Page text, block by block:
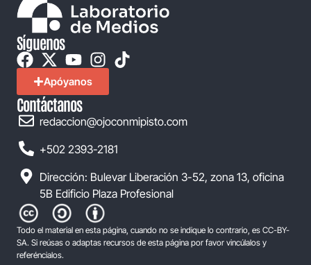
Síguenos
Apóyanos
Contáctanos
redaccion@ojoconmipisto.com
+502 2393-2181
Dirección: Bulevar Liberación 3-52, zona 13, oficina
5B Edificio Plaza Profesional
Todo el material en esta página, cuando no se indique lo contrario, es CC-BY-
SA. Si reúsas o adaptas recursos de esta página por favor vincúlalos y
referéncialos.